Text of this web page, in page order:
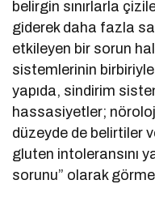
belirgin sınırlarla
giderek daha fazla
etkileyen bir sorun
sistemlerinin birbiriyle
yapıda, sindirim
hassasiyetler;
düzeyde de belirtiler
gluten intoleransını
sorunu” olarak